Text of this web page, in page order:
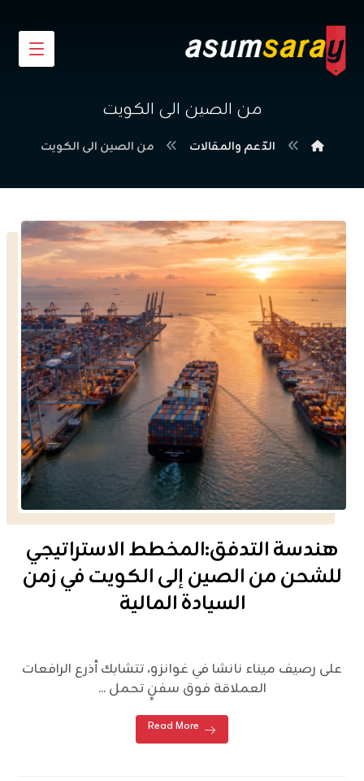
من الصين الى الكويت
الدّعم والمقالات من الصين الى الكويت
هندسة التدفق:المخطط الاستراتيجي
للشحن من الصين إلى الكويت في زمن
السيادة المالية
على رصيف ميناء نانشا في غوانزو، تتشابك أذرع الرافعات
العملاقة فوق سفنٍ تحمل ...
Read More